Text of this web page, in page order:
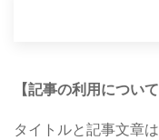
【記事の利用について
タイトルと記事文章